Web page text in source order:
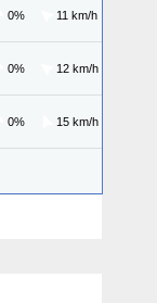
0% 11 km/h
0% 12 km/h
0% 15 km/h